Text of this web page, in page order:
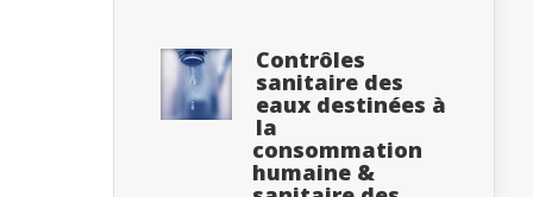
Contrôles
sanitaire des
eaux destinées à
la
consommation
humaine &